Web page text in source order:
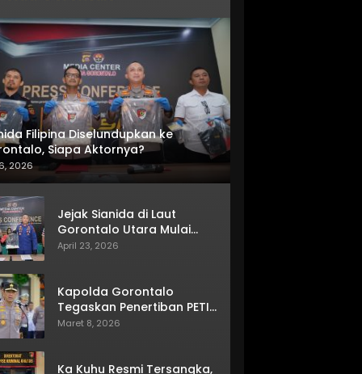
Filipina Diselundupkan ke
Siapa Aktornya?
2026
Jejak Sianida di Laut
Gorontalo Utara Mulai
Terkuak
April 23, 2026
Kapolda Gorontalo
Tegaskan Penertiban PETI
Terus Berjalan
Maret 8, 2026
Ka Kuhu Resmi Tersangka,